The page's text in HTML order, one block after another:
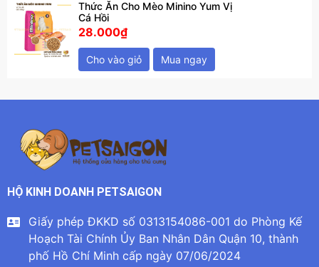
Thức Ăn Cho Mèo Minino Yum Vị
Cá Hồi
28.000₫
Cho vào giỏ Mua ngay
HỘ KINH DOANH PETSAIGON
Giấy phép ĐKKD số 0313154086-001 do Phòng Kế
Hoạch Tài Chính Ủy Ban Nhân Dân Quận 10, thành
phố Hồ Chí Minh cấp ngày 07/06/2024